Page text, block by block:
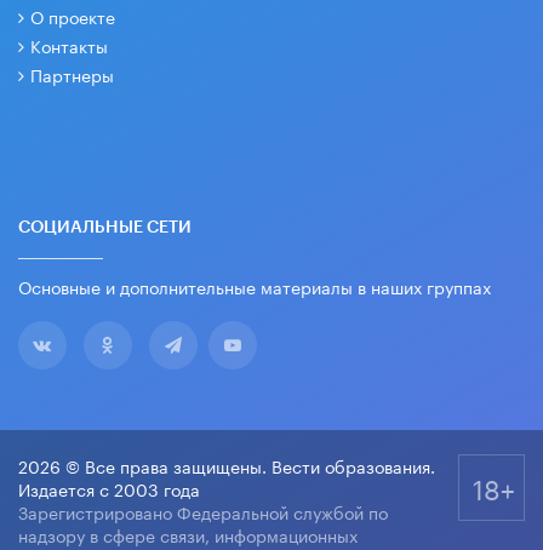
О проекте
Контакты
Партнеры
СОЦИАЛЬНЫЕ СЕТИ
Основные и дополнительные материалы в наших группах
2026 © Все права защищены. Вести образования.
Издается с 2003 года
Зарегистрировано Федеральной службой по
надзору в сфере связи, информационных
18+